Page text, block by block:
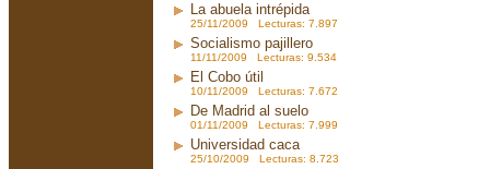
La abuela intrépida
25/11/2009 Lecturas: 7.897
Socialismo pajillero
11/11/2009 Lecturas: 9.534
El Cobo útil
10/11/2009 Lecturas: 7.672
De Madrid al suelo
01/11/2009 Lecturas: 7.999
Universidad caca
25/10/2009 Lecturas: 8.723